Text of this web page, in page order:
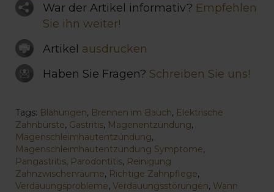
War der Artikel informativ? Empfehlen
Sie ihn weiter!
Artikel ausdrucken
Haben Sie Fragen? Schreiben Sie uns!
Tags: Blähungen, Brennen im Bauch, Elektrische
Zahnbürste, Gastritis, Magenentzündung,
Magenschleimhautentzündung,
Magenschleimhautentzündung Symptome,
Pangastritis, Parodontitis, Reinigung
Zahnzwischenräume, Richtige Zahnpflege,
Verdauungsprobleme, Verdauungsstörungen, Wann